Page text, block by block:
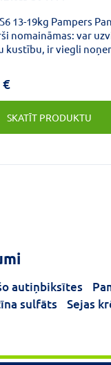
13-19kg Pampers
nomaināmas: var
kustību, ir viegli
Pants palīdz novērst
un noplūžu rašanos,
salds un netraucēts.
360 Fit: elastīga
€
SKATĪT PRODUKTU
autiņbiksītes
sulfāts
Sejas